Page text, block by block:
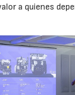
a quienes